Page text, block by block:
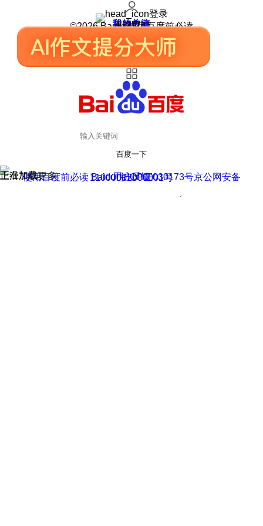
登录
我的关注
我的收藏
皮肤中心
用户反馈
设置
©2026 Baidu 使用百度前必读
百度一下
正在加载
上滑加载更多 用户反馈
使用百度前必读 Baidu 京ICP证030173号
京公网安备11000002000001号